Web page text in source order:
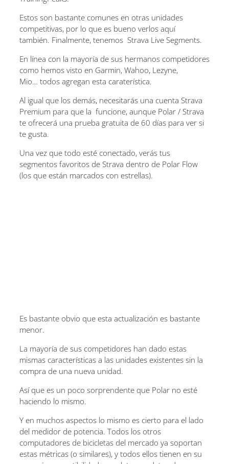
Estos son bastante comunes en otras unidades
competitivas, por lo que es bueno verlos aquí
también. Finalmente, tenemos Strava Live Segments.
En línea con la mayoría de sus hermanos competidores
como hemos visto en Garmin, Wahoo, Lezyne,
Mio… todos agregan esta caraterística.
Al igual que los demás, necesitarás una cuenta Strava
Premium para que la funcione, aunque Polar / Strava
te ofrecerá una prueba gratuita de 60 días para ver si
te gusta.
Una vez que todo esté conectado, verás tus
segmentos favoritos de Strava dentro de Polar Flow
(los que están marcados con estrellas).
Es bastante obvio que esta actualización es bastante
menor.
La mayoría de sus competidores han dado estas
mismas características a las unidades existentes sin la
compra de una nueva unidad.
Así que es un poco sorprendente que Polar no esté
haciendo lo mismo.
Y en muchos aspectos lo mismo es cierto para el lado
del medidor de potencia. Todos los otros
computadores de bicicletas del mercado ya soportan
estas métricas (o similares), y todos ellos tienen en su